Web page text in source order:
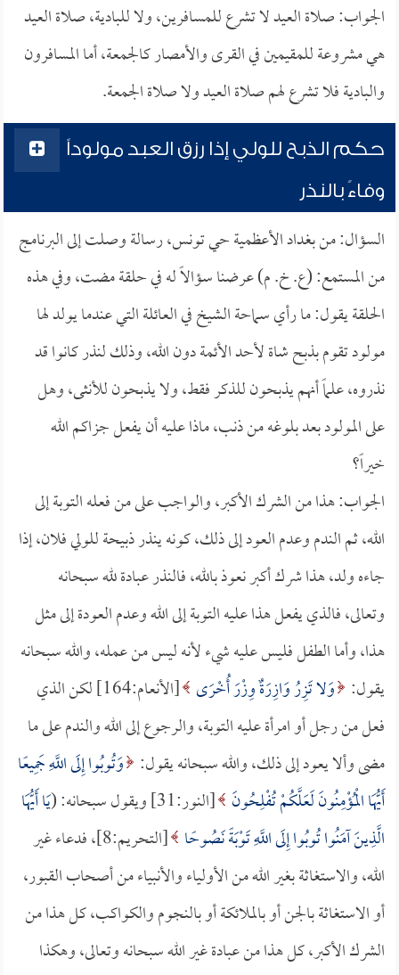
الجواب: صلاة العيد لا تشرع للمسافرين، ولا للبادية، صلاة العيد
هي مشروعة للمقيمين في القرى والأمصار كالجمعة، أما المسافرون
والبادية فلا تشرع لهم صلاة العيد ولا صلاة الجمعة.
حكم الذبح للولي إذا رزق العبد مولوداً
وفاءً بالنذر
السؤال: من بغداد الأعظمية حي تونس، رسالة وصلت إلى البرنامج
من المستمع: (ع. خ. م) عرضنا سؤالاً له في حلقة مضت، وفي هذه
الحلقة يقول: ما رأي سماحة الشيخ في العائلة التي عندما يولد لها
مولود تقوم بذبح شاة لأحد الأئمة دون الله، وذلك لنذر كانوا قد
نذروه، علماً أنهم يذبحون للذكر فقط، ولا يذبحون للأنثى، وهل
على المولود بعد بلوغه من ذنب، ماذا عليه أن يفعل جزاكم الله
خيراً؟
الجواب: هذا من الشرك الأكبر، والواجب على من فعله التوبة إلى
الله، ثم الندم وعدم العود إلى ذلك، كونه ينذر ذبيحة للولي فلان، إذا
جاءه ولد، هذا شرك أكبر نعوذ بالله، فالنذر عبادة لله سبحانه
وتعالى، فالذي يفعل هذا عليه التوبة إلى الله وعدم العودة إلى مثل
هذا، وأما الطفل فليس عليه شيء لأنه ليس من عمله، والله سبحانه
يقول: وَلا تَزِرُ وَازِرَةٌ وِزْرَ أُخْرَى
[الأنعام:164] لكن الذي
فعل من رجل أو امرأة عليه التوبة، والرجوع إلى الله والندم على ما
مضى وألا يعود إلى ذلك، والله سبحانه يقول: وَتُوبُوا إِلَى اللَّهِ جَمِيعًا
أَيُّهَا الْمُؤْمِنُونَ لَعَلَّكُمْ تُفْلِحُونَ [النور:31] ويقول سبحانه: (
يَا أَيُّهَا
الَّذِينَ آمَنُوا تُوبُوا إِلَى اللَّهِ تَوْبَةً نَصُوحًا
[التحريم:8]، فدعاء غير
الله، والاستغاثة بغير الله من الأولياء والأنبياء من أصحاب القبور،
أو الاستغاثة بالجن أو بالملائكة أو بالنجوم والكواكب، كل هذا من
الشرك الأكبر، كل هذا من عبادة غير الله سبحانه وتعالى، وهكذا